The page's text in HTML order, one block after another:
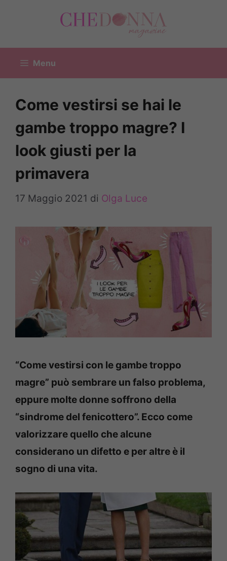
Menu
Come vestirsi se hai le
gambe troppo magre? I
look giusti per la
primavera
17 Maggio 2021 di Olga Luce
“Come vestirsi con le gambe troppo
magre” può sembrare un falso problema,
eppure molte donne soffrono della
“sindrome del fenicottero”. Ecco come
valorizzare quello che alcune
considerano un difetto e per altre è il
sogno di una vita.